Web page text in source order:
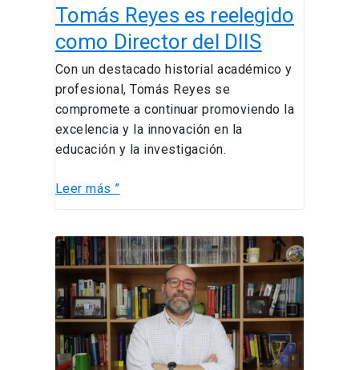
Tomás Reyes es reelegido
como Director del DIIS
Con un destacado historial académico y
profesional, Tomás Reyes se
compromete a continuar promoviendo la
excelencia y la innovación en la
educación y la investigación.
Leer más ”
Rodrigo
Carrasco
asiste
a
Radio
13C